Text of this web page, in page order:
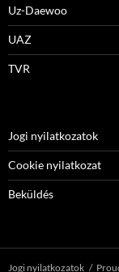
Uz-Daewoo
UAZ
TVR
Jogi nyilatkozatok
Cookie nyilatkozat
Beküldés
Jogi nyilatkozatok